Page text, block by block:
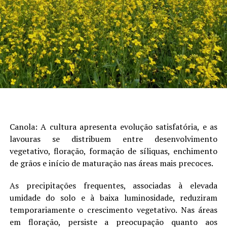
para o início da fase reprodutiva.
Na de Caxias do Sul, nos Campos de Cima da Serra, a
semeadura sofreu atraso em razão das chuvas intensas e
frequentes durante o mês de julho, devendo ser
concluída em breve. As áreas implantadas apresentam
germinação e estabelecimento inicial adequados. Os
elevados volumes de precipitação provocaram perdas
potencial produtivo esperado.
Na de Ijuí, o desenvolvimento das lavouras está
satisfatório, apesar da baixa luminosidade e da elevada
umidade do solo. As plantas exibem coloração verde-
pálida, maior estatura, entrenós alongados e folhas mais
estreitas, características associadas às condições
ambientais. Nas áreas onde os acumulados de chuva
ultrapassaram 100 mm, observa-se saturação hídrica do
Canola: A cultura apresenta evolução satisfatória, e as
lavouras se distribuem entre desenvolvimento
vegetativo, floração, formação de síliquas, enchimento
de grãos e início de maturação nas áreas mais precoces.
As precipitações frequentes, associadas à elevada
umidade do solo e à baixa luminosidade, reduziram
temporariamente o crescimento vegetativo. Nas áreas
em floração, persiste a preocupação quanto aos